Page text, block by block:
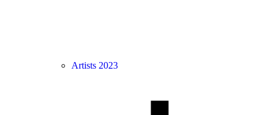
Artists 2023